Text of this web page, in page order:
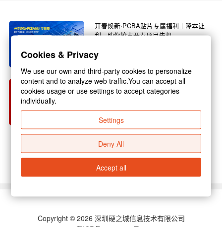
开春焕新·PCBA贴片专属福利｜降本让
利，助你抢占开春项目先机
旺季，也是电子行业新项目启动的关键节点！不
硬之城 2026 年春节放假通知
期期间业务衔接顺畅，结合国家放假规定与公司
实际运营安排，现...
查看更多 >
Copyright © 2026 深圳硬之城信息技术有限公司
Cookies & Privacy
We use our own and third-party cookies to personalize
content and to analyze web traffic.You can accept all
cookies usage or use settings to accept categories
individually.
Settings
Deny All
Accept all